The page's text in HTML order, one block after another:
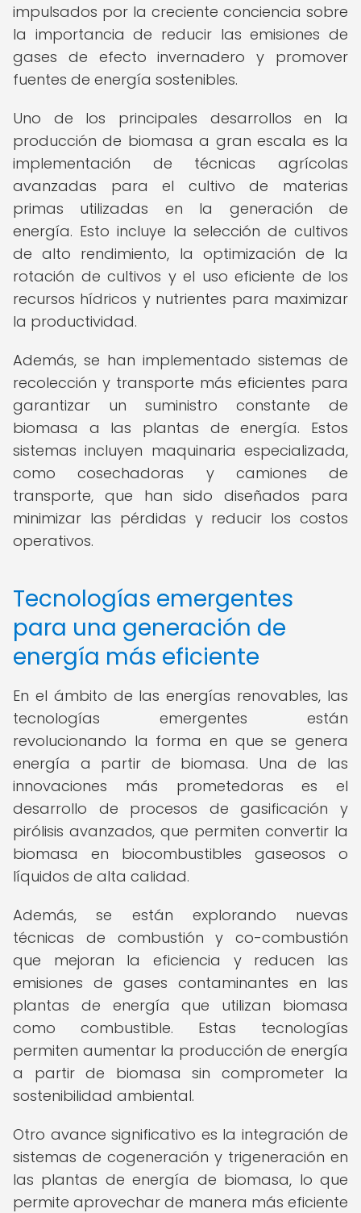
impulsados por la creciente conciencia sobre
la importancia de reducir las emisiones de
gases de efecto invernadero y promover
fuentes de energía sostenibles.
Uno de los principales desarrollos en la
producción de biomasa a gran escala es la
implementación de técnicas agrícolas
avanzadas para el cultivo de materias
primas utilizadas en la generación de
energía. Esto incluye la selección de cultivos
de alto rendimiento, la optimización de la
rotación de cultivos y el uso eficiente de los
recursos hídricos y nutrientes para maximizar
la productividad.
Además, se han implementado sistemas de
recolección y transporte más eficientes para
garantizar un suministro constante de
biomasa a las plantas de energía. Estos
sistemas incluyen maquinaria especializada,
como cosechadoras y camiones de
transporte, que han sido diseñados para
minimizar las pérdidas y reducir los costos
operativos.
Tecnologías emergentes
para una generación de
energía más eficiente
En el ámbito de las energías renovables, las
tecnologías emergentes están
revolucionando la forma en que se genera
energía a partir de biomasa. Una de las
innovaciones más prometedoras es el
desarrollo de procesos de gasificación y
pirólisis avanzados, que permiten convertir la
biomasa en biocombustibles gaseosos o
líquidos de alta calidad.
Además, se están explorando nuevas
técnicas de combustión y co-combustión
que mejoran la eficiencia y reducen las
emisiones de gases contaminantes en las
plantas de energía que utilizan biomasa
como combustible. Estas tecnologías
permiten aumentar la producción de energía
a partir de biomasa sin comprometer la
sostenibilidad ambiental.
Otro avance significativo es la integración de
sistemas de cogeneración y trigeneración en
las plantas de energía de biomasa, lo que
permite aprovechar de manera más eficiente